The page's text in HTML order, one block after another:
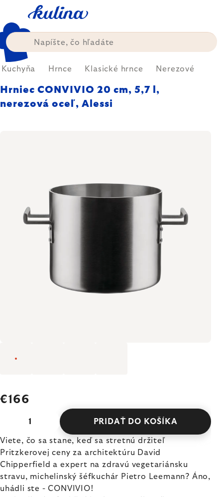
obsah
Kuchyňa Hrnce Klasické hrnce Nerezové
Hrniec CONVIVIO 20 cm, 5,7 l,
nerezová oceľ, Alessi
€166
PRIDAŤ DO KOŠÍKA
Viete, čo sa stane, keď sa stretnú držiteľ
Pritzkerovej ceny za architektúru David
Chipperfield a expert na zdravú vegetariánsku
stravu, michelinský šéfkuchár Pietro Leemann? Áno,
uhádli ste - CONVIVIO!